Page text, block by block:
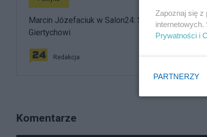
Marcin Józefaciuk w Salon24: Strajkowałem
Giertychowi
Redakcja
Komentarze
Zapoznaj się
internetowych.
Prywatności i
PARTNERZY